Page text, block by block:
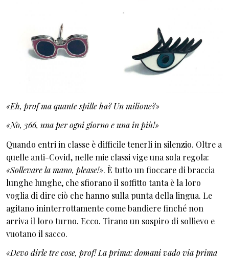
«Eh, prof ma quante spille ha? Un milione?»
«No, 366, una per ogni giorno e una in più!»
Quando entri in classe è difficile tenerli in silenzio. Oltre a
quelle anti-Covid, nelle mie classi vige una sola regola:
«Sollevare la mano, please!». È tutto un fioccare di braccia
lunghe lunghe, che sfiorano il soffitto tanta è la loro
voglia di dire ciò che hanno sulla punta della lingua. Le
agitano ininterrottamente come bandiere finché non
arriva il loro turno. Ecco. Tirano un sospiro di sollievo e
vuotano il sacco.
«Devo dirle tre cose, prof! La prima: domani vado via prima